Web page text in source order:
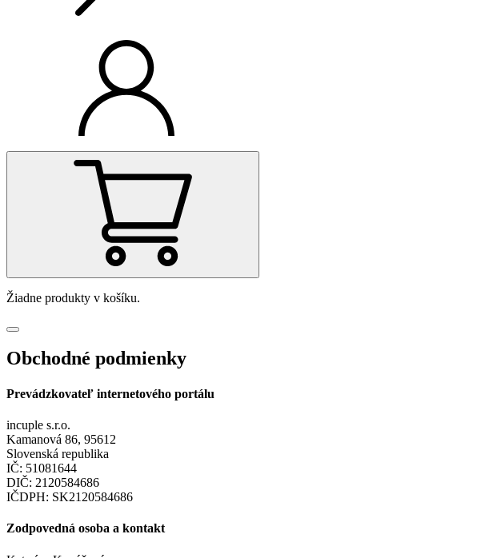
Žiadne produkty v košíku.
Obchodné podmienky
Prevádzkovateľ internetového portálu
incuple s.r.o.
Kamanová 86, 95612
Slovenská republika
IČ: 51081644
DIČ: 2120584686
IČDPH: SK2120584686
Zodpovedná osoba a kontakt